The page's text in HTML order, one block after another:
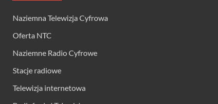
Naziemna Telewizja Cyfrowa
Oferta NTC
Naziemne Radio Cyfrowe
Stacje radiowe
Telewizja internetowa